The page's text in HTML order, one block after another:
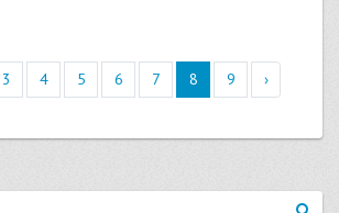
3 4 5 6 7 8 9 ›